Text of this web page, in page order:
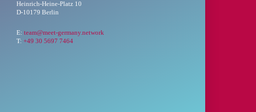
Heinrich-Heine-Platz 10
D-10179 Berlin
E:team@meet-germany.network
T:+49 30 5697 7464